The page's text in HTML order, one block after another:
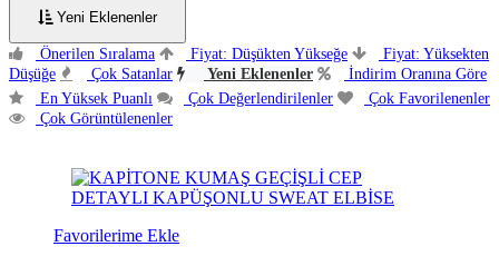
Yeni Eklenenler
Önerilen Sıralama Fiyat: Düşükten Yükseğe
Fiyat: Yüksekten
Düşüğe
Çok Satanlar Yeni Eklenenler
İndirim Oranına Göre
En Yüksek Puanlı
Çok Değerlendirilenler
Çok Favorilenenler
Çok Görüntülenenler
Favorilerime Ekle